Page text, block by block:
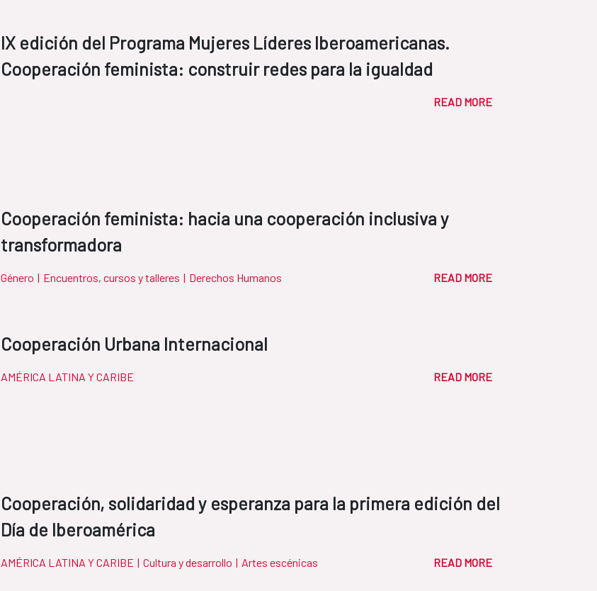
IX edición del Programa Mujeres Líderes Iberoamericanas.
Cooperación feminista: construir redes para la igualdad
READ MORE
Cooperación feminista: hacia una cooperación inclusiva y
transformadora
Género | Encuentros, cursos y talleres | Derechos Humanos READ MORE
Cooperación Urbana Internacional
AMÉRICA LATINA Y CARIBE READ MORE
Cooperación, solidaridad y esperanza para la primera edición del
Día de Iberoamérica
AMÉRICA LATINA Y CARIBE | Cultura y desarrollo | Artes escénicas READ MORE